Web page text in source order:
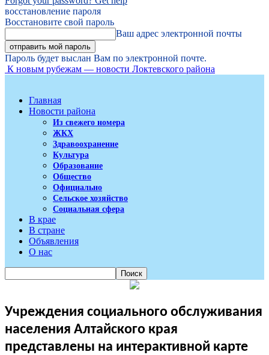
восстановление пароля
Восстановите свой пароль
Ваш адрес электронной почты
Пароль будет выслан Вам по электронной почте.
К новым рубежам — новости Локтевского района
Главная
Новости района
Из свежего номера
ЖКХ
Здравоохранение
Культура
Образование
Общество
Официально
Сельское хозяйство
Социальная сфера
В крае
В стране
Объявления
О нас
Учреждения социального обслуживания
населения Алтайского края
представлены на интерактивной карте